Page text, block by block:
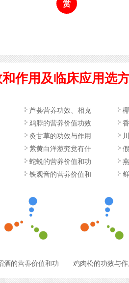
赏
作用及临床应用选
芦荟营养功效、相克
鸡脖的营养价值功效
养
灸甘草的功效与作用
紫黄白洋葱究竟有什
蛇蜕的营养价值和功
铁观音的营养价值和
酒的营养价值和功 鸡肉松的功效与